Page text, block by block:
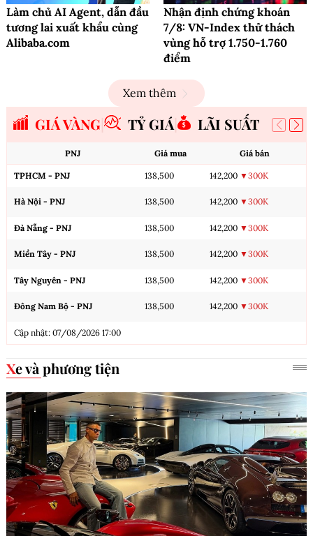
Làm chủ AI Agent, dẫn đầu
tương lai xuất khẩu cùng
Alibaba.com
Nhận định chứng khoán
7/8: VN-Index thử thách
vùng hỗ trợ 1.750-1.760
điểm
Xem thêm
GIÁ VÀNG TỶ GIÁ LÃI SUẤT
PNJ Giá mua Giá bán
TPHCM - PNJ 138,500 142,200 ▼300K
Hà Nội - PNJ 138,500 142,200 ▼300K
Đà Nẵng - PNJ 138,500 142,200 ▼300K
Miền Tây - PNJ 138,500 142,200 ▼300K
Tây Nguyên - PNJ 138,500 142,200 ▼300K
Đông Nam Bộ - PNJ 138,500 142,200 ▼300K
Cập nhật: 07/08/2026 17:00
Xe và phương tiện